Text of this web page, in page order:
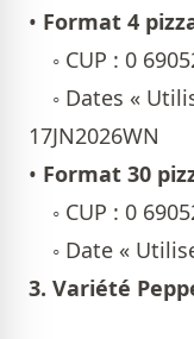
• Format 4
◦ CUP : 0
◦ Dates «
17JN2026WN
• Format 30
◦ CUP : 0
◦ Date «
3. Variété